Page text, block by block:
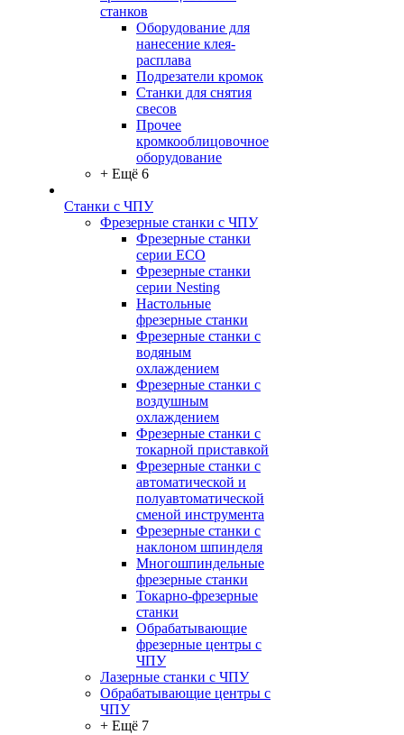
станков
Оборудование для
нанесение клея-
расплава
Подрезатели кромок
Станки для снятия
свесов
Прочее
кромкооблицовочное
оборудование
+ Ещё 6
Станки с ЧПУ
Фрезерные станки с ЧПУ
Фрезерные станки
серии ECO
Фрезерные станки
серии Nesting
Настольные
фрезерные станки
Фрезерные станки с
водяным
охлаждением
Фрезерные станки с
воздушным
охлаждением
Фрезерные станки с
токарной приставкой
Фрезерные станки с
автоматической и
полуавтоматической
сменой инструмента
Фрезерные станки с
наклоном шпинделя
Многошпиндельные
фрезерные станки
Токарно-фрезерные
станки
Обрабатывающие
фрезерные центры с
ЧПУ
Лазерные станки с ЧПУ
Обрабатывающие центры с
ЧПУ
+ Ещё 7